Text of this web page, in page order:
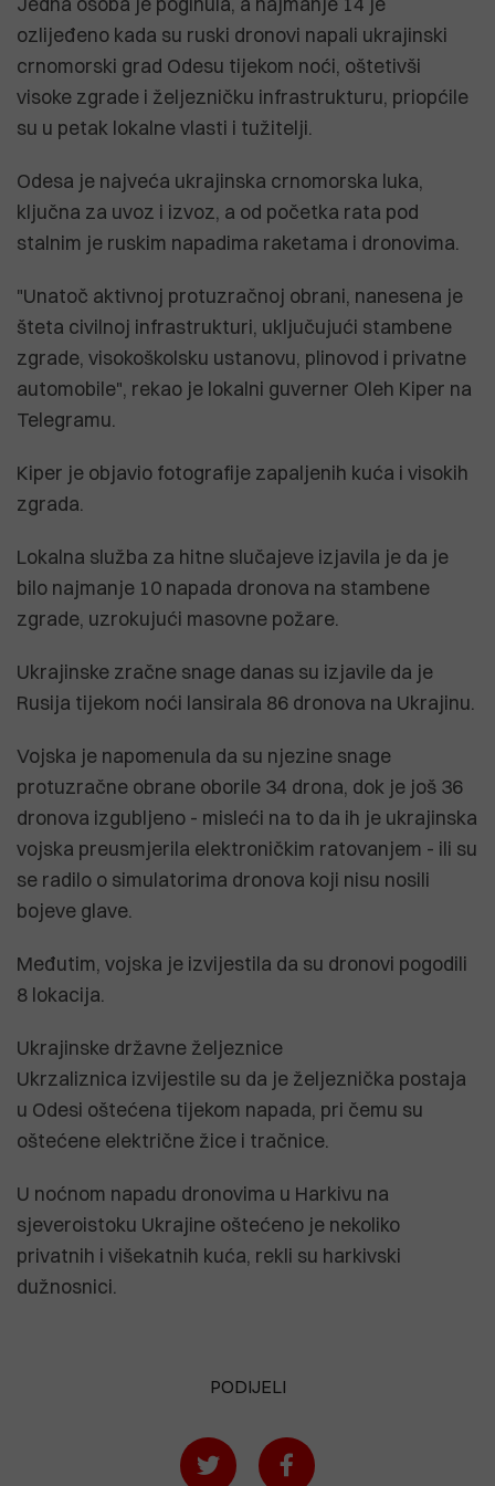
ozlijeđeno kada su ruski dronovi napali ukrajinski
crnomorski grad Odesu tijekom noći, oštetivši
visoke zgrade i željezničku infrastrukturu, priopćile
su u petak lokalne vlasti i tužitelji.
Odesa je najveća ukrajinska crnomorska luka,
ključna za uvoz i izvoz, a od početka rata pod
stalnim je ruskim napadima raketama i dronovima.
"Unatoč aktivnoj protuzračnoj obrani, nanesena je
šteta civilnoj infrastrukturi, uključujući stambene
zgrade, visokoškolsku ustanovu, plinovod i privatne
automobile", rekao je lokalni guverner Oleh Kiper na
Telegramu.
Kiper je objavio fotografije zapaljenih kuća i visokih
zgrada.
Lokalna služba za hitne slučajeve izjavila je da je
bilo najmanje 10 napada dronova na stambene
zgrade, uzrokujući masovne požare.
Ukrajinske zračne snage danas su izjavile da je
Rusija tijekom noći lansirala 86 dronova na Ukrajinu.
Vojska je napomenula da su njezine snage
protuzračne obrane oborile 34 drona, dok je još 36
dronova izgubljeno - misleći na to da ih je ukrajinska
vojska preusmjerila elektroničkim ratovanjem - ili su
se radilo o simulatorima dronova koji nisu nosili
bojeve glave.
Međutim, vojska je izvijestila da su dronovi pogodili
8 lokacija.
Ukrajinske državne željeznice
Ukrzaliznica izvijestile su da je željeznička postaja
u Odesi oštećena tijekom napada, pri čemu su
oštećene električne žice i tračnice.
U noćnom napadu dronovima u Harkivu na
sjeveroistoku Ukrajine oštećeno je nekoliko
privatnih i višekatnih kuća, rekli su harkivski
dužnosnici.
PODIJELI